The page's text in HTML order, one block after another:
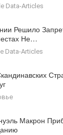
Data-Articles
Решило
Не…
Data-Articles
Макрон